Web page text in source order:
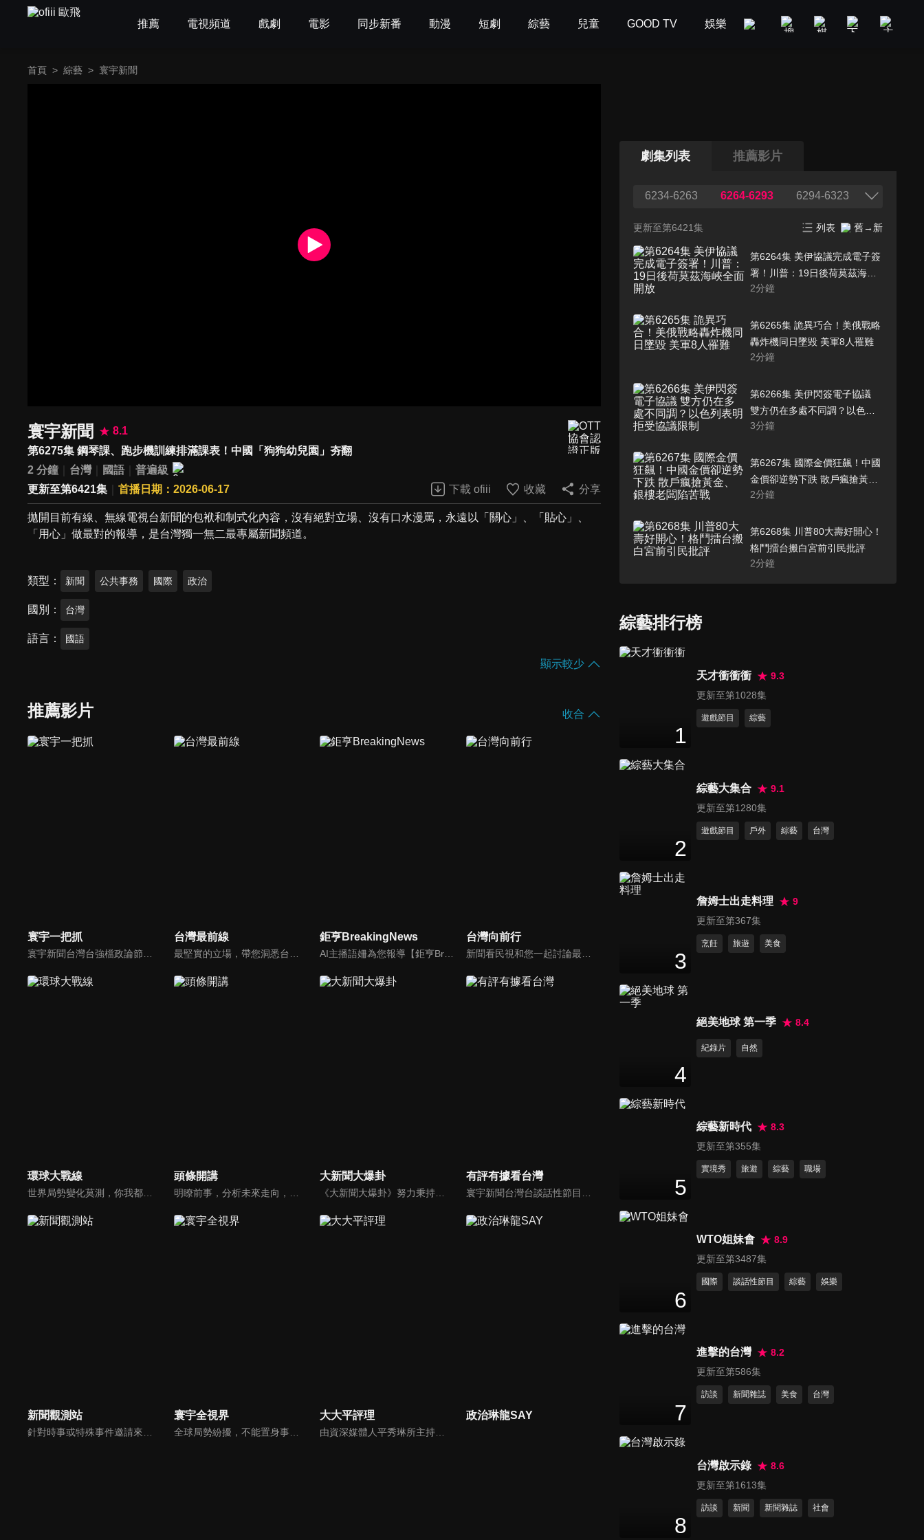
推薦 電視頻道 戲劇 電影 同步新番 動漫 短劇 綜藝 兒童 GOOD TV 娛樂 美食旅遊 新聞政論
首頁 > 綜藝 > 寰宇新聞
寰宇新聞
8.1
第6275集 鋼琴課、跑步機訓練排滿課表！中國「狗狗幼兒園」夯翻
2 分鐘
台灣 國語
普遍級
更新至第6421集
首播日期：2026-06-17 下載 ofiii 收藏 分享
拋開目前有線、無線電視台新聞的包袱和制式化內容，沒有絕對立場、沒有口水漫罵，永遠以「關心」、「貼心」、
「用心」做最對的報導，是台灣獨一無二最專屬新聞頻道。
類型 新聞 公共事務 國際 政治
國別 台灣
語言 國語
顯示較少
推薦影片 收合
寰宇一把抓 台灣最前線 鉅亨BreakingNews 台灣向前行
環球大戰線 頭條開講 大新聞大爆卦 有評有據看台灣
新聞觀測站
針對時事或特殊事件邀請來賓進行深度探討，或專訪各領域傑出人士。
寰宇全視界
全球局勢紛擾，不能置身事外！主播任明玥主持，嶄新一季《寰宇全視界2.0》，集結各領域重磅嘉賓，犀利評論、深度視角，帶您洞悉世界局勢脈絡，開拓兩岸和國際新視野，《寰宇全視界2.0》，帶給您最具含金量的觀點。
大大平評理
由資深媒體人平秀琳所主持的時事討論節目，針對大眾關心的議題，邀請關鍵人物或意見領袖上節目，從各種角度深入剖析，並藉由多人的觀點交流，讓新聞事件的真相掏深一點，幫助觀眾了解當下最熱門的新聞議題，期使本節目成為台灣理性討論時事的典範。
政治琳龍SAY
劇集列表 推薦影片
6234-6263 6264-6293 6294-6323
更新至第6421集 列表 舊→新
第6264集 美伊協議完成電子簽
署！川普：19日後荷莫茲海峽
全面開放
2分鐘
第6265集 詭異巧合！美俄戰略
轟炸機同日墜毀 美軍8人罹難
2分鐘
第6266集 美伊閃簽電子協議
雙方仍在多處不同調？以色列
表明拒受協議限制
3分鐘
第6267集 國際金價狂飆！中國
金價卻逆勢下跌 散戶瘋搶黃
金、銀樓老闆陷苦戰
2分鐘
第6268集 川普80大壽好開心！
格鬥擂台搬白宮前引民批評
2分鐘
第6270集 日銀升息至1%創30
2分鐘
第6272集 普丁盟友轉向！白俄
2 分鐘
夜飛回墨西哥
3分鐘
第6274集 台學者獲邀OOC卻
排滿課表！中國「狗狗幼兒
園」夯翻
2分鐘
第6277集 美伊14點備忘錄全文
曝光！川普警告伊朗：違規就
發！遲到還喊「我是老大」粗
第6279集 伊朗簽署美伊備忘錄
第6280集 結婚了沒？要生嗎？
面試「刺探隱私」最高罰150萬
4
第6282集 總統中心裡沒總統？
歐巴馬中心啟用典禮不見川普
綜藝排行榜
1
天才衝衝衝
9.3
更新至第1028集
遊戲節目 綜藝
2
綜藝大集合
9.1
更新至第1280集
遊戲節目 戶外 綜藝 台灣
3
詹姆士出走料理
9
更新至第367集
烹飪 旅遊 美食
4
絕美地球 第一季 8.4
紀錄片 自然
5
綜藝新時代
8.3
更新至第355集
實境秀 旅遊 綜藝 職場
6
WTO姐妹會
8.9
更新至第3487集
國際 談話性節目 綜藝 娛樂
7
進擊的台灣
8.2
更新至第586集
訪談 新聞雜誌 美食 台灣
8
台灣啟示錄
8.6
更新至第1613集
訪談 新聞 新聞雜誌 社會